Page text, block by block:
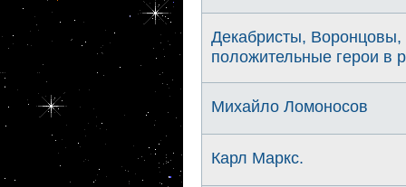
Декабристы,
положительные герои в
Михайло Ломоносов
Карл Маркс.